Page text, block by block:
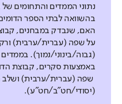
נתוני הממדים והתחומים של
בהשוואה לבתי הספר
האם, שנבדק במבחנים,
על שפה (עברית/ערבית)
(גבוה/בינוני/נמוך).
באמצעות סקרים, קבוצת
שפה (עברית/ערבית) ושלב
(יסודי/חט"ב/חט"ע).